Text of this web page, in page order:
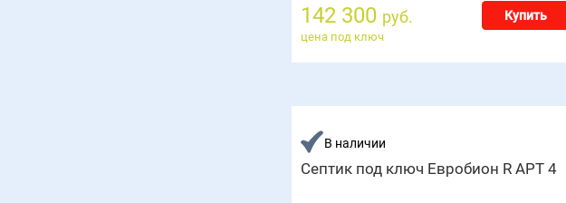
142 300 руб. Купить
цена под ключ
В наличии
Септик под ключ Евробион R АРТ 4